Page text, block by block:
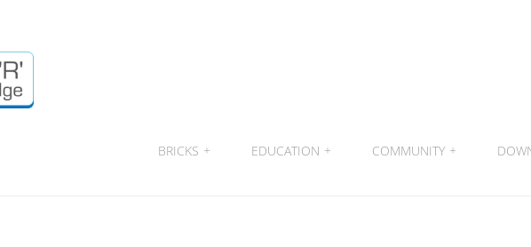
BRICKS + EDUCATION + COMMUNITY +